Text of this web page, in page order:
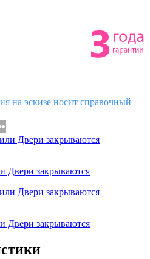
на эскизе носит справочный
Двери закрываются
Двери закрываются